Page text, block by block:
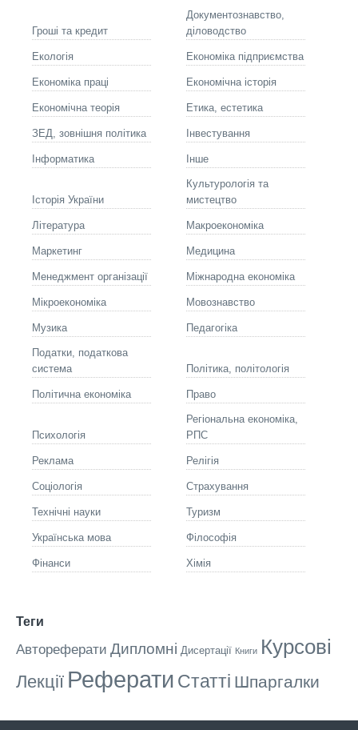
Гроші та кредит
Документознавство,
діловодство
Екологія Економіка підприємства
Економіка праці Економічна історія
Економічна теорія Етика, естетика
ЗЕД, зовнішня політика Інвестування
Інформатика Інше
Історія України
Культурологія та
мистецтво
Літературa Макроекономіка
Маркетинг Медицина
Менеджмент організації Міжнародна економіка
Мікроекономіка Мовознавство
Музика Педагогіка
Податки, податкова
система
Політика, політологія
Політична економіка Право
Психологія
Регіональна економіка,
РПС
Реклама Релігія
Соціологія Страхування
Технічні науки Туризм
Українська мова Філософія
Фінанси Хімія
Теги
Автореферати Дипломні Дисертації Книги Курсові
Лекції Реферати Статті Шпаргалки